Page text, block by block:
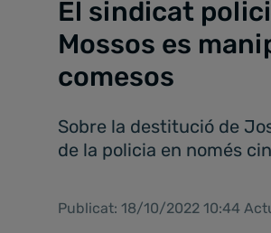
El sindicat
Mossos es
comesos
Sobre la destitució de
de la policia en només
Publicat: 18/10/2022 10:44